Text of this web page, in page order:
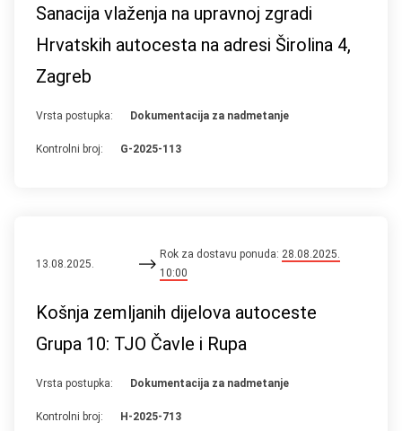
Sanacija vlaženja na upravnoj zgradi
Hrvatskih autocesta na adresi Širolina 4,
Zagreb
Vrsta postupka: Dokumentacija za nadmetanje
Kontrolni broj: G-2025-113
13.08.2025.
Rok za dostavu ponuda: 28.08.2025.
10:00
Košnja zemljanih dijelova autoceste
Grupa 10: TJO Čavle i Rupa
Vrsta postupka: Dokumentacija za nadmetanje
Kontrolni broj: H-2025-713